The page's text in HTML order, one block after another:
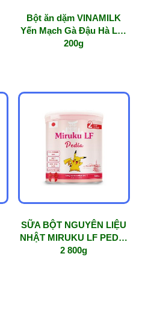
Bột ăn dặm VINAMILK
Yến Mạch Gà Đậu Hà Lan
200g
SỮA BỘT NGUYÊN LIỆU
NHẬT MIRUKU LF PEDIA
2 800g